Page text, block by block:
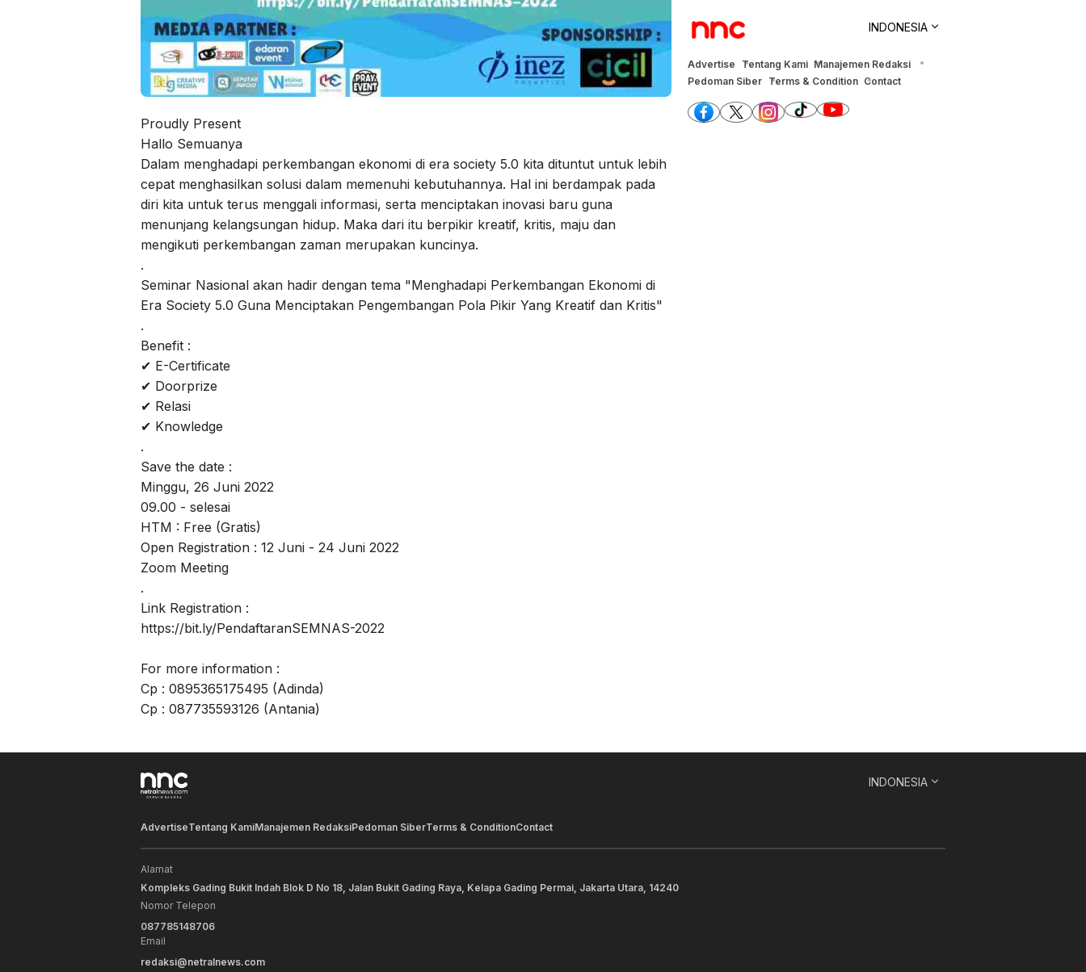
Proudly Present
Hallo Semuanya
Dalam menghadapi perkembangan ekonomi di era society 5.0 kita dituntut untuk lebih
cepat menghasilkan solusi dalam memenuhi kebutuhannya. Hal ini berdampak pada
diri kita untuk terus menggali informasi, serta menciptakan inovasi baru guna
menunjang kelangsungan hidup. Maka dari itu berpikir kreatif, kritis, maju dan
mengikuti perkembangan zaman merupakan kuncinya.
.
Seminar Nasional akan hadir dengan tema "Menghadapi Perkembangan Ekonomi di
Era Society 5.0 Guna Menciptakan Pengembangan Pola Pikir Yang Kreatif dan Kritis"
.
Benefit :
✔ E-Certificate
✔ Doorprize
✔ Relasi
✔ Knowledge
.
Save the date :
Minggu, 26 Juni 2022
09.00 - selesai
HTM : Free (Gratis)
Open Registration : 12 Juni - 24 Juni 2022
Zoom Meeting
.
Link Registration :
https://bit.ly/PendaftaranSEMNAS-2022
For more information :
Cp : 0895365175495 (Adinda)
Cp : 087735593126 (Antania)
INDONESIA
Advertise Tentang Kami Manajemen Redaksi
Pedoman Siber Terms & Condition Contact
INDONESIA
AdvertiseTentang KamiManajemen RedaksiPedoman SiberTerms & ConditionContact
Alamat
Kompleks Gading Bukit Indah Blok D No 18, Jalan Bukit Gading Raya, Kelapa Gading Permai, Jakarta Utara, 14240
Nomor Telepon
087785148706
Email
redaksi@netralnews.com